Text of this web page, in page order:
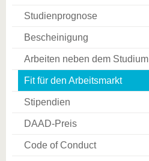
Studienprognose
Bescheinigung
Arbeiten neben dem Studium
Fit für den Arbeitsmarkt
Stipendien
DAAD-Preis
Code of Conduct